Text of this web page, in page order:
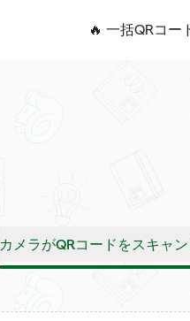
🔥 一括QRコー
カメラがQRコードをスキャ